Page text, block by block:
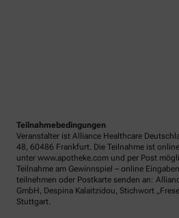
Teilnahmebedingungen
Veranstalter ist Alliance Healthcare
48, 60486 Frankfurt. Die Teilnahme ist online
unter www.apotheke.com und per Post
Teilnahme am Gewinnspiel – online
teilnehmen oder Postkarte senden an:
GmbH, Despina Kalaitzidou, Stichwort
Stuttgart.